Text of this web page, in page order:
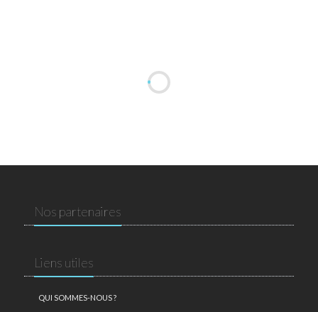
Nos partenaires
Liens utiles
QUI SOMMES-NOUS ?